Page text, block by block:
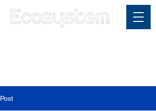
Post